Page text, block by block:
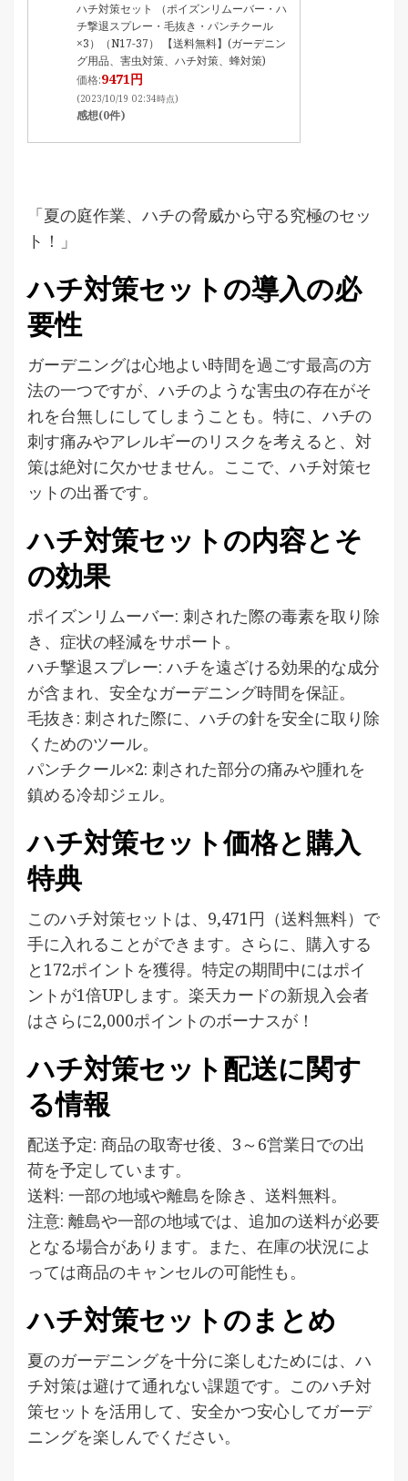
ハチ対策セット （ポイズンリムーバー・ハ
チ撃退スプレー・毛抜き・パンチクール
×3）（N17-37） 【送料無料】(ガーデニン
グ用品、害虫対策、ハチ対策、蜂対策)
価格:9471円
(2023/10/19 02:34時点)
感想(0件)
「夏の庭作業、ハチの脅威から守る究極のセッ
ト！」
ハチ対策セットの導入の必
要性
ガーデニングは心地よい時間を過ごす最高の方
法の一つですが、ハチのような害虫の存在がそ
れを台無しにしてしまうことも。特に、ハチの
刺す痛みやアレルギーのリスクを考えると、対
策は絶対に欠かせません。ここで、ハチ対策セ
ットの出番です。
ハチ対策セットの内容とそ
の効果
ポイズンリムーバー: 刺された際の毒素を取り除
き、症状の軽減をサポート。
ハチ撃退スプレー: ハチを遠ざける効果的な成分
が含まれ、安全なガーデニング時間を保証。
毛抜き: 刺された際に、ハチの針を安全に取り除
くためのツール。
パンチクール×2: 刺された部分の痛みや腫れを
鎮める冷却ジェル。
ハチ対策セット価格と購入
特典
このハチ対策セットは、9,471円（送料無料）で
手に入れることができます。さらに、購入する
と172ポイントを獲得。特定の期間中にはポイ
ントが1倍UPします。楽天カードの新規入会者
はさらに2,000ポイントのボーナスが！
ハチ対策セット配送に関す
る情報
配送予定: 商品の取寄せ後、3～6営業日での出
荷を予定しています。
送料: 一部の地域や離島を除き、送料無料。
注意: 離島や一部の地域では、追加の送料が必要
となる場合があります。また、在庫の状況によ
っては商品のキャンセルの可能性も。
ハチ対策セットのまとめ
夏のガーデニングを十分に楽しむためには、ハ
チ対策は避けて通れない課題です。このハチ対
策セットを活用して、安全かつ安心してガーデ
ニングを楽しんでください。